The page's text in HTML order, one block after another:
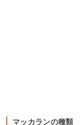
マッカランの種類